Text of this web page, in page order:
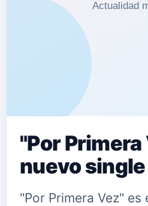
"Por Primera
nuevo
"Por Primera Vez" es